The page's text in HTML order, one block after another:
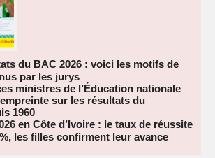
du BAC 2026 : voici les motifs de
par les jurys
ministres de l’Éducation nationale
sur les résultats du
1960
en Côte d’Ivoire : le taux de réussite
les filles confirment leur avance